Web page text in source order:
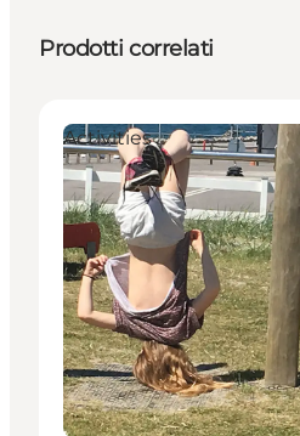
Prodotti correlati
Activities